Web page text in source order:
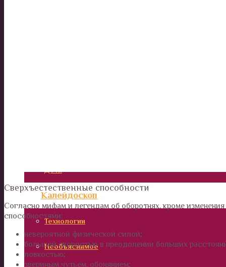
Калейдоскоп
Технологии
Необъяснимое
Сверхъестественные способности
Согласно мифам и легендам об оборотнях, кроме
способностями:
невероятной физической силой;
большой скоростью в преодолении больших
ловкостью;
звериным чутьем, обонянием;